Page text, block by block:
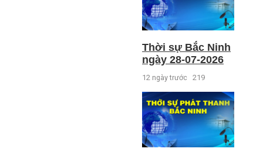
Thời sự Bắc Ninh
ngày 28-07-2026
12 ngày trước 219